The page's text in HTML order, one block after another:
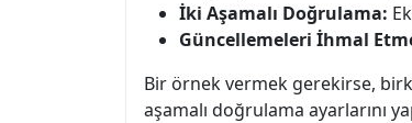
İki Aşamalı Doğrulama:
Güncellemeleri İhmal
Bir örnek vermek gerekirse,
aşamalı doğrulama ayarlarını